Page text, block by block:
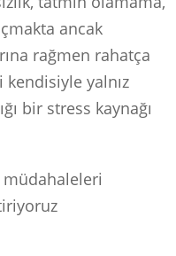
ancak
rağmen rahatça
yalnız
bir stress kaynağı